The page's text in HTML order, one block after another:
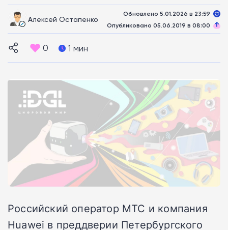
Алексей Остапенко
Обновлено 5.01.2026 в 23:59
Опубликовано 05.06.2019 в 08:00
0 1 мин
Российский оператор МТС и компания
Huawei в преддверии Петербургского